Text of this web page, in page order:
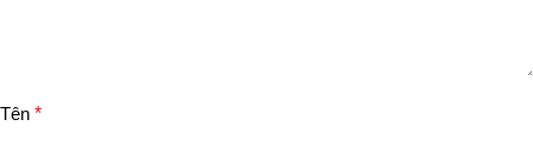
Tên *